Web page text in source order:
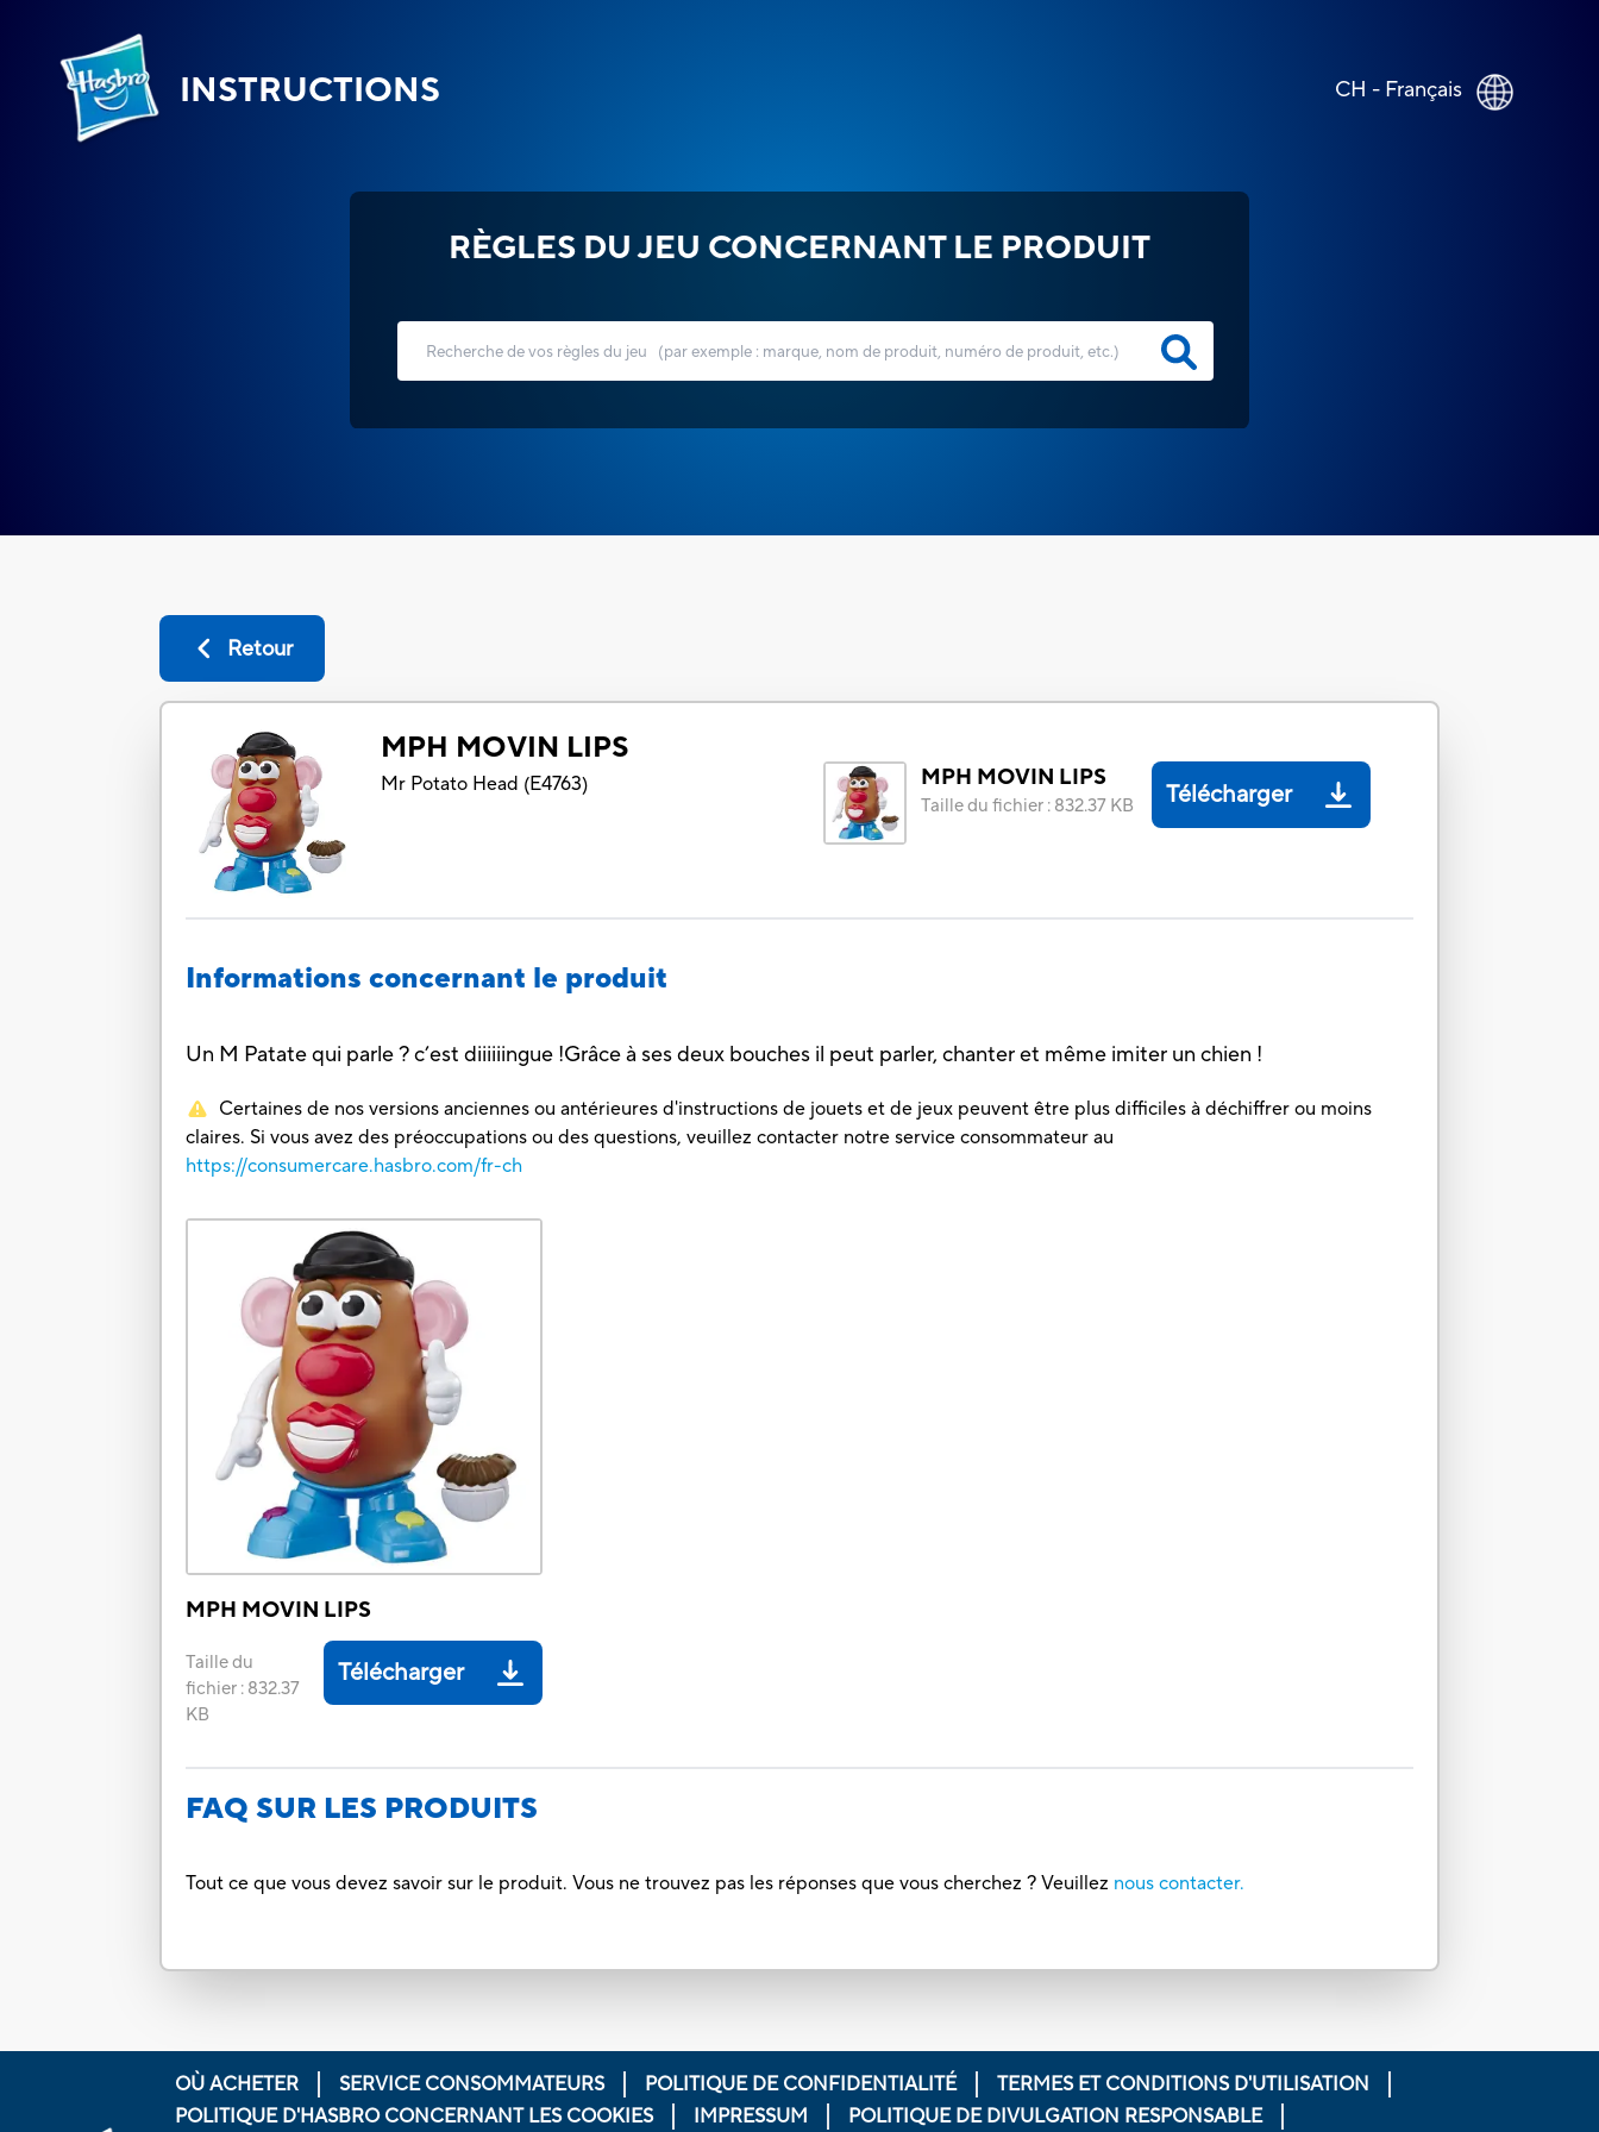
INSTRUCTIONS CH - Français
RÈGLES DU JEU CONCERNANT LE PRODUIT
Retour
MPH MOVIN LIPS
Mr Potato Head (E4763) MPH MOVIN LIPS
Taille du fichier: 832.37 KB Télécharger
Informations concernant le produit
Un M Patate qui parle ? c’est diiiiiingue !Grâce à ses deux bouches il peut parler, chanter et même imiter un chien !
Certaines de nos versions anciennes ou antérieures d'instructions de jouets et de jeux peuvent être plus difficiles à déchiffrer ou moins
claires. Si vous avez des préoccupations ou des questions, veuillez contacter notre service consommateur au
https://consumercare.hasbro.com/fr-ch
MPH MOVIN LIPS
Taille du
fichier : 832.37
KB
Télécharger
FAQ SUR LES PRODUITS
Tout ce que vous devez savoir sur le produit. Vous ne trouvez pas les réponses que vous cherchez ? Veuillez nous contacter.
OÙ ACHETER SERVICE CONSOMMATEURS POLITIQUE DE CONFIDENTIALITÉ
TERMES ET CONDITIONS D'UTILISATION
POLITIQUE D'HASBRO CONCERNANT LES COOKIES
IMPRESSUM POLITIQUE DE DIVULGATION RESPONSABLE